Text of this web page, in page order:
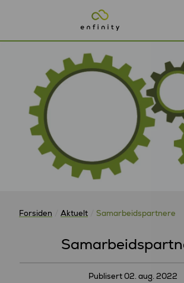
Forsiden Aktuelt Samarbeidspartnere
Publisert02. aug. 2022